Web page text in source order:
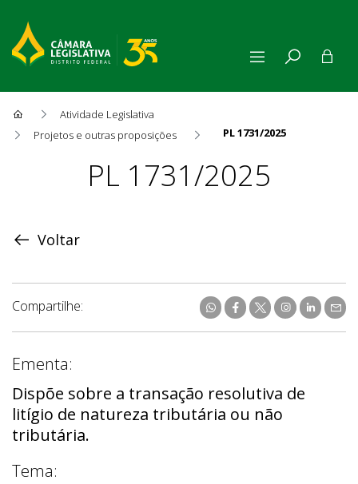
Atividade Legislativa
Projetos e outras proposições
PL 1731/2025
ProposiçãoPL 1731/2025
Voltar
Compartilhe:
Ementa:
Dispõe sobre a transação resolutiva de
litígio de natureza tributária ou não
tributária.
Tema: